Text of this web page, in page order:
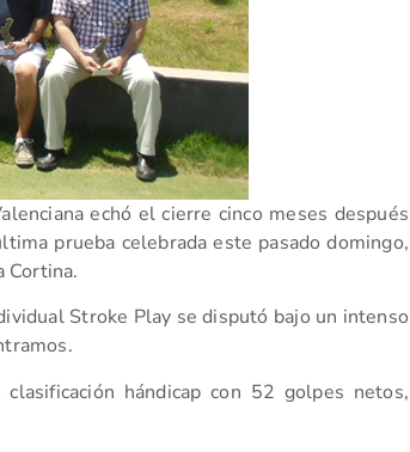
echó el cierre cinco meses después
prueba celebrada este pasado domingo,
Cortina.
Stroke Play se disputó bajo un intenso
hándicap con 52 golpes netos,